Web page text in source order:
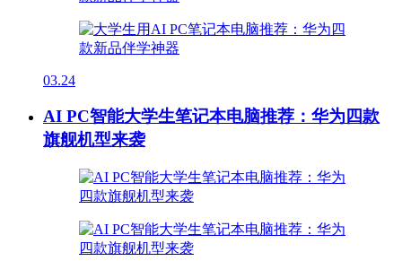
03.24
AI PC智能大学生笔记本电脑推荐：华为四款
旗舰机型来袭